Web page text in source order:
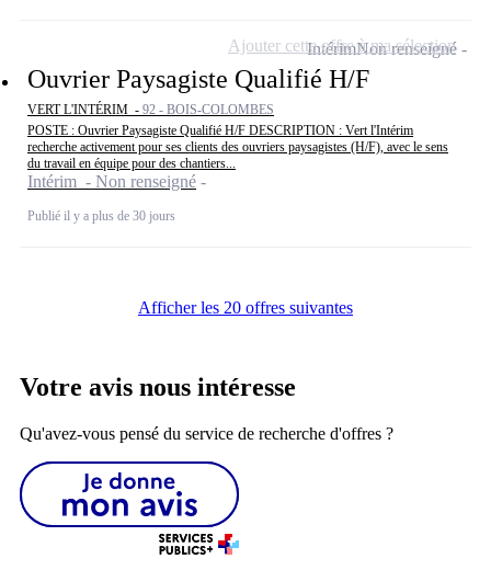
Ouvrier Paysagiste Qualifié H/F
VERT L'INTÉRIM - 92 - BOIS-COLOMBES
POSTE : Ouvrier Paysagiste Qualifié H/F DESCRIPTION : Vert l'Intérim
recherche activement pour ses clients des ouvriers paysagistes (H/F), avec le sens
du travail en équipe pour des chantiers...
Intérim - Non renseigné
Publié il y a plus de 30 jours
IntérimNon renseigné
Ajouter cette offre à ma sélection
Afficher les 20 offres suivantes
Votre avis nous intéresse
Qu'avez-vous pensé du service de recherche d'offres ?